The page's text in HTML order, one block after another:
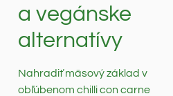
a vegánske
alternatívy
Nahradiť mäsový základ v
obľúbenom chilli con carne